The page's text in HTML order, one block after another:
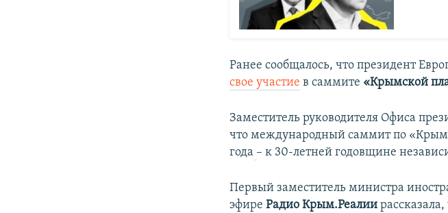
Ранее сообщалось, что президент
свое участие в саммите «Крымской
Заместитель руководителя Офиса
что международный саммит по
года – к 30-летней годовщине
Первый заместитель министра
эфире Радио Крым.Реалии